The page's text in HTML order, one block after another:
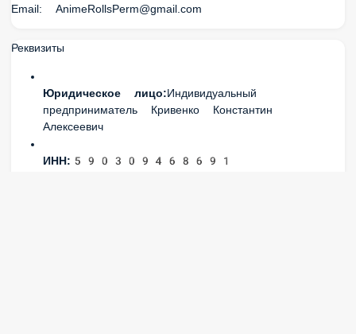
Email: AnimeRollsPerm@gmail.com
Реквизиты
Юридическое лицо:Индивидуальный
предприниматель Кривенко Константин
Алексеевич
ИНН: 590309468691